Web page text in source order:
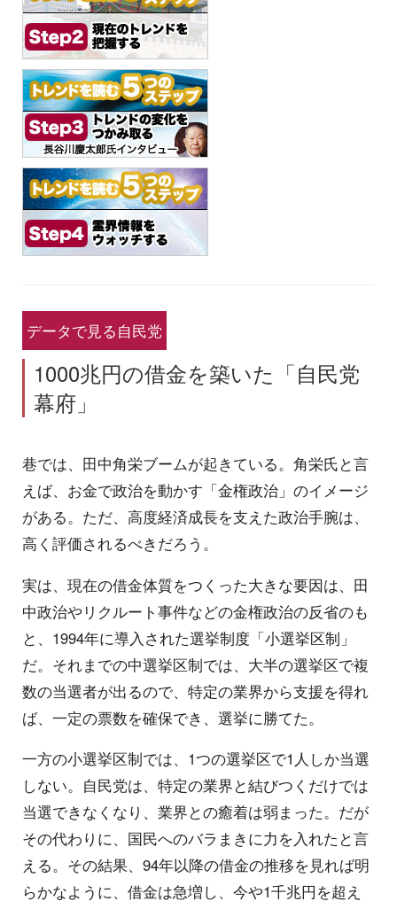
データで見る自民党
1000兆円の借金を築いた「自民党
幕府」
巷では、田中角栄ブームが起きている。角栄氏と言
えば、お金で政治を動かす「金権政治」のイメージ
がある。ただ、高度経済成長を支えた政治手腕は、
高く評価されるべきだろう。
実は、現在の借金体質をつくった大きな要因は、田
中政治やリクルート事件などの金権政治の反省のも
と、1994年に導入された選挙制度「小選挙区制」
だ。それまでの中選挙区制では、大半の選挙区で複
数の当選者が出るので、特定の業界から支援を得れ
ば、一定の票数を確保でき、選挙に勝てた。
一方の小選挙区制では、1つの選挙区で1人しか当選
しない。自民党は、特定の業界と結びつくだけでは
当選できなくなり、業界との癒着は弱まった。だが
その代わりに、国民へのバラまきに力を入れたと言
える。その結果、94年以降の借金の推移を見れば明
らかなように、借金は急増し、今や1千兆円を超え